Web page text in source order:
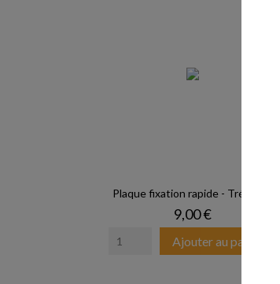
Plaque fixation rapide - Trépied...
Prix
9,00 €
Ajouter au panier